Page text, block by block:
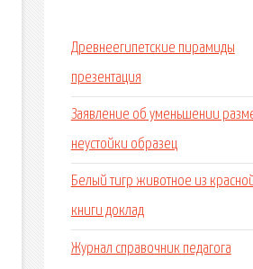
Древнеегипетские пирамиды
презентация
Заявление об уменьшении
неустойки образец
Белый тигр животное из
книги доклад
Журнал справочник педагога